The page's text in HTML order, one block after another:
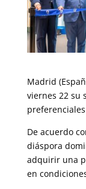
Madrid
viernes 22 su
De acuerdo
diáspora
adquirir una
en